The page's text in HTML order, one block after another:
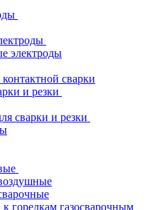
электроды
сварки
и резки
сварки и резки
горелкам газосварочным